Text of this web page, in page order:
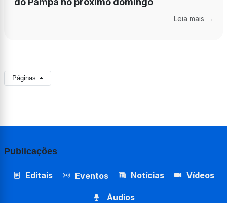
Leia mais →
Páginas
Publicações
Editais Eventos Notícias Vídeos
Áudios